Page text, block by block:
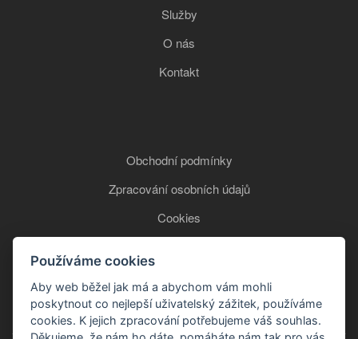
Služby
O nás
Kontakt
Obchodní podmínky
Zpracování osobních údajů
Cookies
+420 777 850 465
Používáme cookies
Aby web běžel jak má a abychom vám mohli
poskytnout co nejlepší uživatelský zážitek, používáme
cookies. K jejich zpracování potřebujeme váš souhlas.